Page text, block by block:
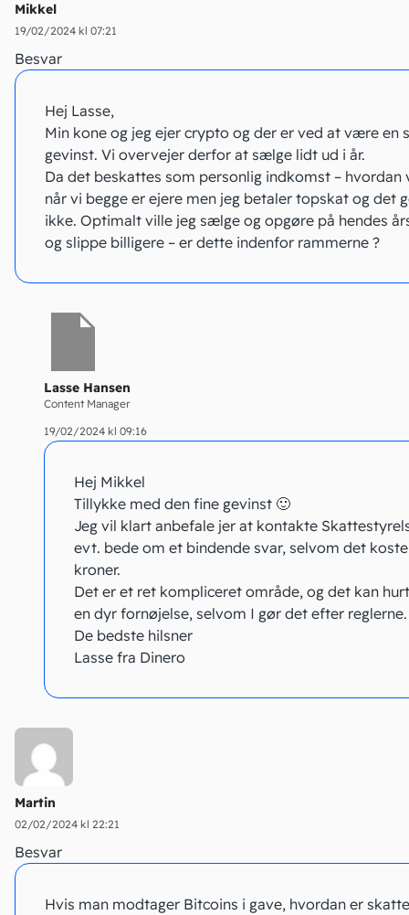
Mikkel
19/02/2024 kl 07:21
Besvar
Hej Lasse,
Min kone og jeg ejer crypto og der er ved at være en
gevinst. Vi overvejer derfor at sælge lidt ud i år.
Da det beskattes som personlig indkomst – hvordan
når vi begge er ejere men jeg betaler topskat og det
ikke. Optimalt ville jeg sælge og opgøre på hendes
og slippe billigere – er dette indenfor rammerne ?
Lasse Hansen
Content Manager
19/02/2024 kl 09:16
Hej Mikkel
Tillykke med den fine gevinst 🙂
Jeg vil klart anbefale jer at kontakte
evt. bede om et bindende svar, selvom det
kroner.
Det er et ret kompliceret område, og det kan
en dyr fornøjelse, selvom I gør det efter reglerne.
De bedste hilsner
Lasse fra Dinero
Martin
02/02/2024 kl 22:21
Besvar
Hvis man modtager Bitcoins i gave, hvordan er